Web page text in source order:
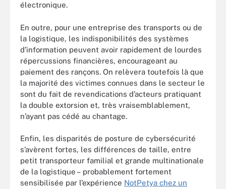
électronique.
En outre, pour une entreprise des transports ou de
la logistique, les indisponibilités des systèmes
d’information peuvent avoir rapidement de lourdes
répercussions financières, encourageant au
paiement des rançons. On relèvera toutefois là que
la majorité des victimes connues dans le secteur le
sont du fait de revendications d’acteurs pratiquant
la double extorsion et, très vraisemblablement,
n’ayant pas cédé au chantage.
Enfin, les disparités de posture de cybersécurité
s’avèrent fortes, les différences de taille, entre
petit transporteur familial et grande multinationale
de la logistique – probablement fortement
sensibilisée par l’expérience NotPetya chez un